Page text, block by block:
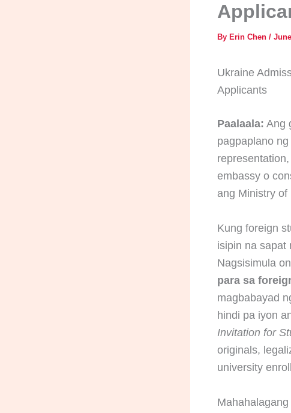
By Erin Chen /
Ukraine
Applicants
Paalaala: Ang
pagpaplano
embassy o
ang Ministry
Kung foreign
isipin na sapat
Nagsisimula
para sa
magbabayad
hindi pa iyon
Invitation for
originals,
university